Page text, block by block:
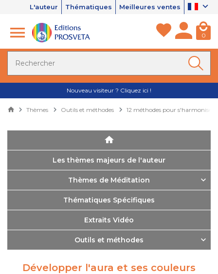
L'auteur Thématiques Meilleures ventes
0
Nouveau visiteur ? Cliquez ici !
Thèmes Outils et méthodes 12 méthodes pour s'harmoniser
Les thèmes majeurs de l'auteur
Thèmes de Méditation
Thématiques Spécifiques
Extraits Vidéo
Outils et méthodes
Développer l'aura et ses couleurs